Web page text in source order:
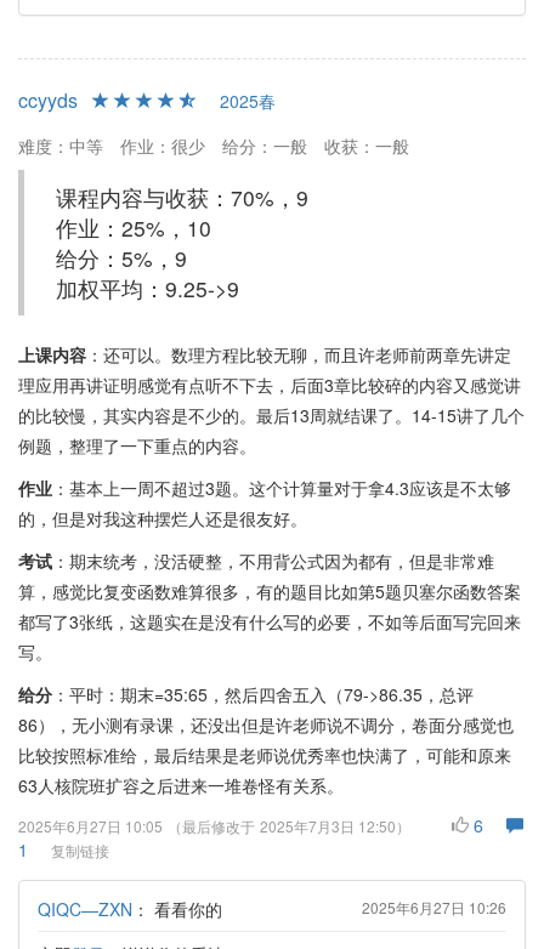
ccyyds
2025春
难度：中等
作业：很少 给分：一般 收获：一般
课程内容与收获：70%，9
作业：25%，10
给分：5%，9
加权平均：9.25->9
上课内容 ：还可以。数理方程比较无聊，而且许老师前两章先讲定
理应用再讲证明感觉有点听不下去，后面3章比较碎的内容又感觉讲
的比较慢，其实内容是不少的。最后13周就结课了。14-15讲了几个
例题，整理了一下重点的内容。
作业 ：基本上一周不超过3题。这个计算量对于拿4.3应该是不太够
的，但是对我这种摆烂人还是很友好。
考试 ：期末统考，没活硬整，不用背公式因为都有，但是非常难
算，感觉比复变函数难算很多，有的题目比如第5题贝塞尔函数答案
都写了3张纸，这题实在是没有什么写的必要，不如等后面写完回来
写。
给分 ：平时：期末=35:65，然后四舍五入（79->86.35，总评
86），无小测有录课，还没出但是许老师说不调分，卷面分感觉也
比较按照标准给，最后结果是老师说优秀率也快满了，可能和原来
63人核院班扩容之后进来一堆卷怪有关系。
2025年6月27日 10:05 （最后修改于 2025年7月3日 12:50）
6
1
复制链接
QIQC—ZXN ： 看看你的 2025年6月27日 10:26